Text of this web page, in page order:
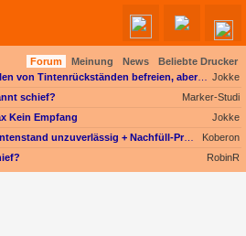
Forum Meinung News
Beliebte Drucker
AW #9: Papiertransportrollen von Tintenrückständen befreien, aber womit?
Jokke
schief?
Marker-Studi
Kein Empfang
Jokke
AW #22: Maxify GX4050 Tintenstand unzuverlässig + Nachfüll-Problem - Druckkopf in Gefahr
Koberon
RobinR
werden geladen...